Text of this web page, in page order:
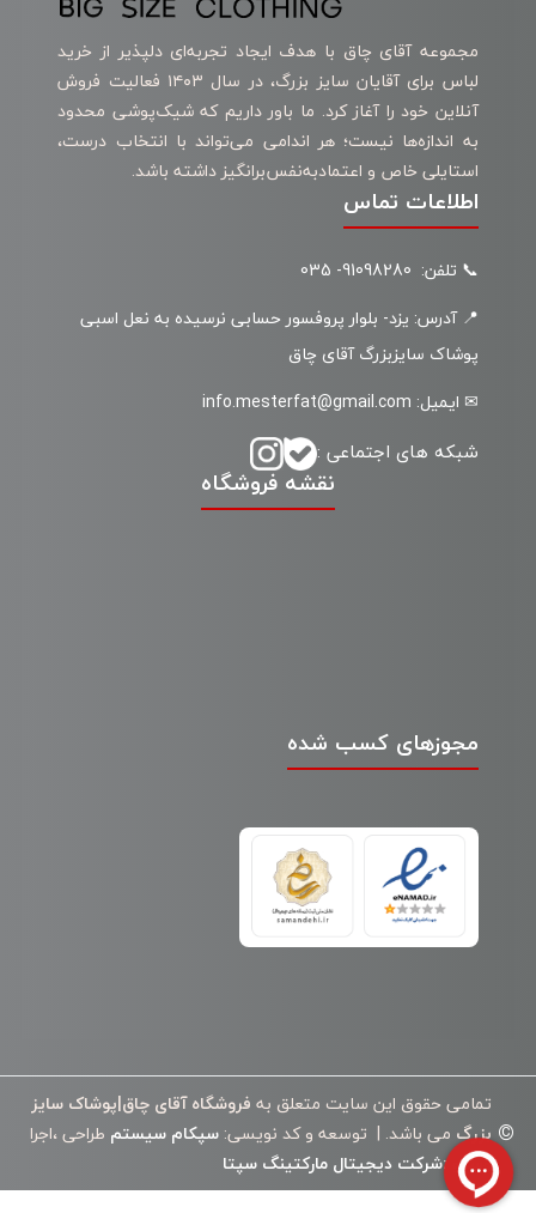
مجموعه آقای چاق با هدف ایجاد تجربه‌ای دلپذیر از خرید
لباس برای آقایان سایز بزرگ، در سال ۱۴۰۳ فعالیت فروش
آنلاین خود را آغاز کرد. ما باور داریم که شیک‌پوشی محدود
به اندازه‌ها نیست؛ هر اندامی می‌تواند با انتخاب درست،
استایلی خاص و اعتمادبه‌نفس‌برانگیز داشته باشد.
مجوزهای کسب شده
اطلاعات تماس
📞 تلفن: 91098280- 035
📍 آدرس: یزد- بلوار پروفسور حسابی نرسیده به نعل اسبی
پوشاک سایزبزرگ آقای چاق
✉ ایمیل: info.mesterfat@gmail.com
شبکه های اجتماعی :
نقشه فروشگاه
©
تمامی حقوق این سایت متعلق به فروشگاه آقای چاق|پوشاک سایز
بزرگ می باشد. | توسعه و کد نویسی: سپکام سیستم طراحی ،اجرا
وسئو:شرکت دیجیتال مارکتینگ سپتا